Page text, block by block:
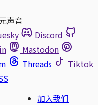
声音
Discord
Mastodon
Threads
Tiktok
加入我们